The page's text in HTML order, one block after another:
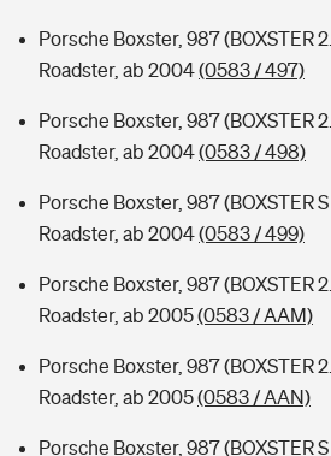
Porsche Boxster, 987 (BOXSTER
Roadster, ab 2004(0583 / 497)
Porsche Boxster, 987 (BOXSTER
Roadster, ab 2004(0583 / 498)
Porsche Boxster, 987 (BOXSTER
Roadster, ab 2004(0583 / 499)
Porsche Boxster, 987 (BOXSTER
Roadster, ab 2005(0583 / AAM)
Porsche Boxster, 987 (BOXSTER
Roadster, ab 2005(0583 / AAN)
Porsche Boxster, 987 (BOXSTER